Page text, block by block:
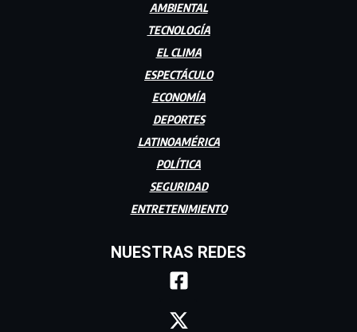
AMBIENTAL
TECNOLOGÍA
EL CLIMA
ESPECTÁCULO
ECONOMÍA
DEPORTES
LATINOAMÉRICA
POLÍTICA
SEGURIDAD
ENTRETENIMIENTO
NUESTRAS REDES